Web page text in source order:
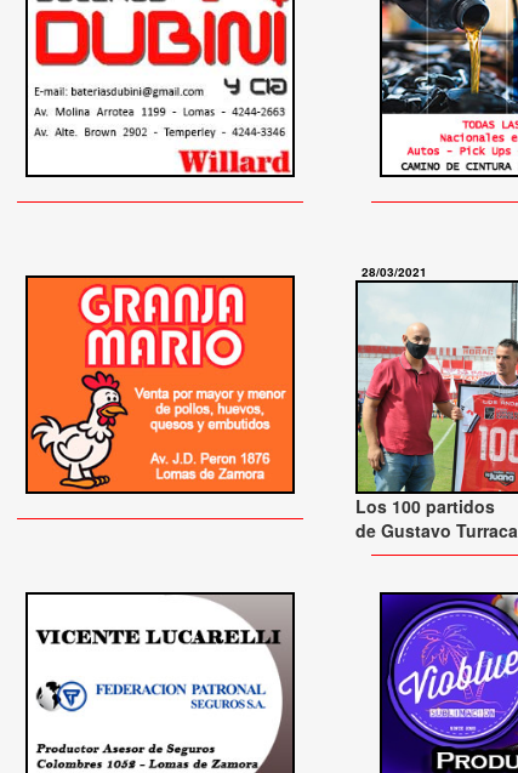
28/03/2021
Los 100 partidos
de Gustavo Turraca